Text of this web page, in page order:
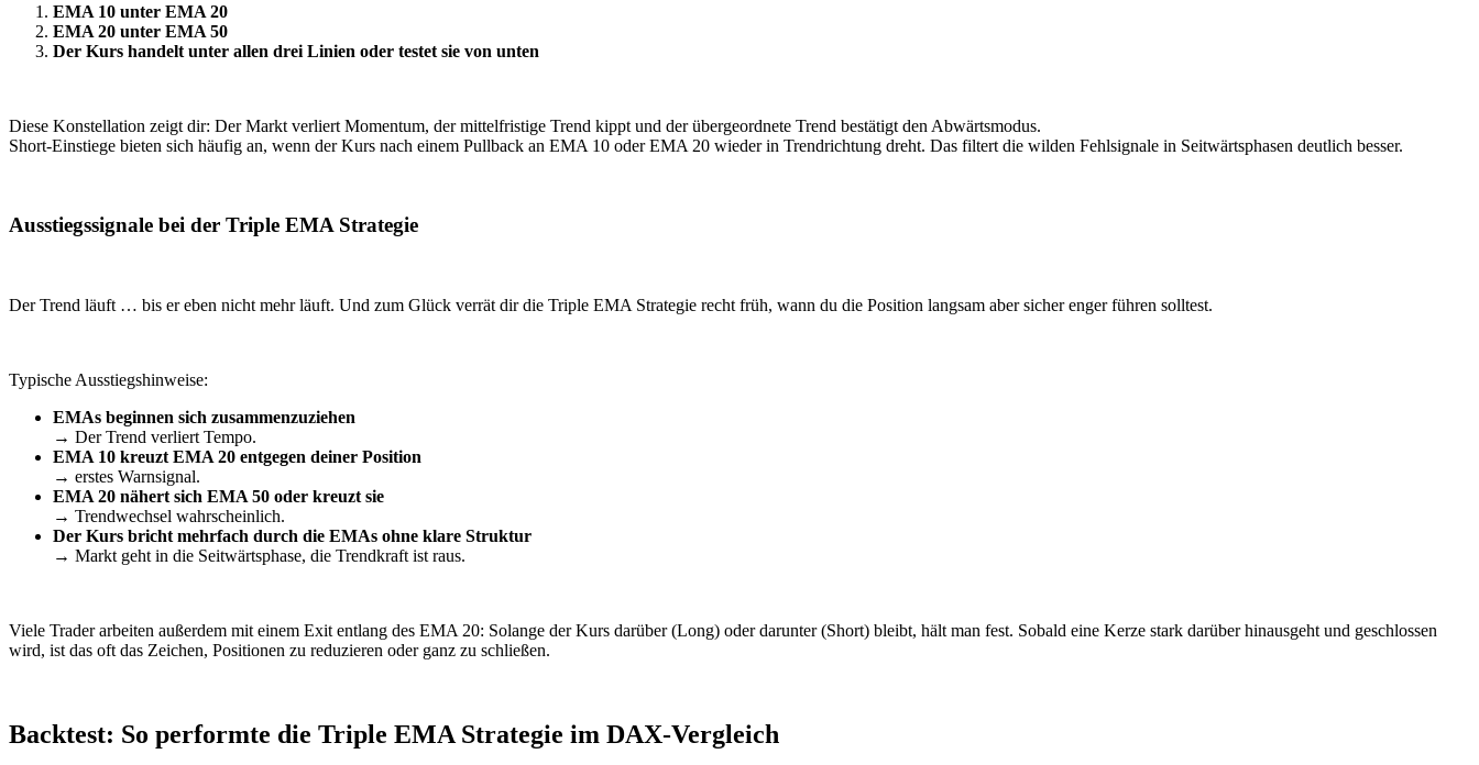
EMA 10 unter EMA 20
EMA 20 unter EMA 50
Der Kurs handelt unter allen drei Linien oder testet sie von unten
Diese Konstellation zeigt dir: Der Markt verliert Momentum, der mittelfristige Trend kippt und der übergeordnete Trend bestätigt den Abwärtsmodus.
Short-Einstiege bieten sich häufig an, wenn der Kurs nach einem Pullback an EMA 10 oder EMA 20 wieder in Trendrichtung dreht. Das filtert die wilden Fehlsignale in Seitwärtsphasen deutlich besser.
Ausstiegssignale bei der Triple EMA Strategie
Der Trend läuft … bis er eben nicht mehr läuft. Und zum Glück verrät dir die Triple EMA Strategie recht früh, wann du die Position langsam aber sicher enger führen solltest.
Typische Ausstiegshinweise:
EMAs beginnen sich zusammenzuziehen
→ Der Trend verliert Tempo.
EMA 10 kreuzt EMA 20 entgegen deiner Position
→ erstes Warnsignal.
EMA 20 nähert sich EMA 50 oder kreuzt sie
→ Trendwechsel wahrscheinlich.
Der Kurs bricht mehrfach durch die EMAs ohne klare Struktur
→ Markt geht in die Seitwärtsphase, die Trendkraft ist raus.
Viele Trader arbeiten außerdem mit einem Exit entlang des EMA 20: Solange der Kurs darüber (Long) oder darunter (Short) bleibt, hält man fest. Sobald eine Kerze stark darüber hinausgeht und geschlossen
wird, ist das oft das Zeichen, Positionen zu reduzieren oder ganz zu schließen.
Backtest: So performte die Triple EMA Strategie im DAX-Vergleich